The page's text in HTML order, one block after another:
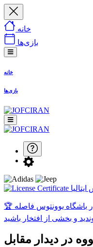
خانه
بازی‌ها
خانه
بازی‌ها
🏆 فقط ۴ دقیقه با عضویت رسمی در باشگاه یوونتوس فاصله
در دیدار مقابل